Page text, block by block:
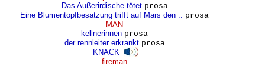
Das Außerirdische tötet prosa
Eine Blumentopfbesatzung trifft auf Mars den ..
prosa
MAN
kellnerinnen prosa
der rennleiter erkrankt prosa
KNACK
fireman